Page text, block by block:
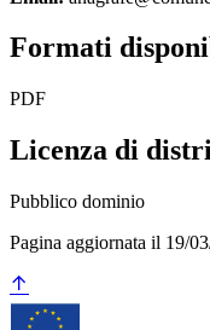
Formati
PDF
Licenza di
Pubblico dominio
Pagina aggiornata il 19/